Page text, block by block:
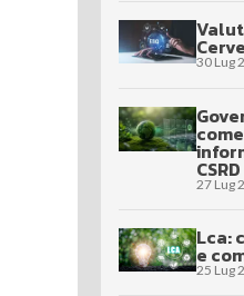
30 Lug
CSRD
27 Lug
Lca:
e
25 Lug